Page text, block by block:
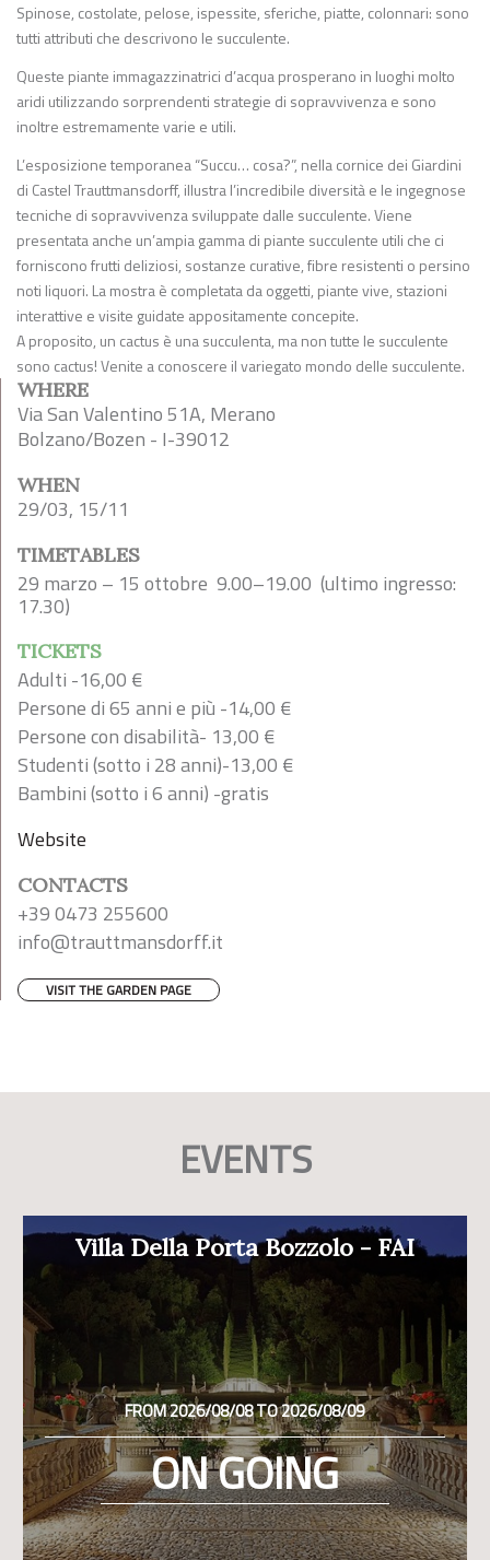
Spinose, costolate, pelose, ispessite, sferiche, piatte, colonnari: sono
tutti attributi che descrivono le succulente.
Queste piante immagazzinatrici d’acqua prosperano in luoghi molto
aridi utilizzando sorprendenti strategie di sopravvivenza e sono
inoltre estremamente varie e utili.
L’esposizione temporanea “Succu… cosa?”, nella cornice dei Giardini
di Castel Trauttmansdorff, illustra l’incredibile diversità e le ingegnose
tecniche di sopravvivenza sviluppate dalle succulente. Viene
presentata anche un’ampia gamma di piante succulente utili che ci
forniscono frutti deliziosi, sostanze curative, fibre resistenti o persino
noti liquori. La mostra è completata da oggetti, piante vive, stazioni
interattive e visite guidate appositamente concepite.
A proposito, un cactus è una succulenta, ma non tutte le succulente
sono cactus! Venite a conoscere il variegato mondo delle succulente.
WHERE
Via San Valentino 51A, Merano
Bolzano/Bozen - I-39012
WHEN
29/03, 15/11
TIMETABLES
29 marzo – 15 ottobre 9.00–19.00 (ultimo ingresso:
17.30)
TICKETS
Adulti -16,00 €
Persone di 65 anni e più -14,00 €
Persone con disabilità- 13,00 €
Studenti (sotto i 28 anni)-13,00 €
Bambini (sotto i 6 anni) -gratis
Website
CONTACTS
+39 0473 255600
info@trauttmansdorff.it
VISIT THE GARDEN PAGE
EVENTS
Villa Della Porta Bozzolo - FAI
FROM 2026/08/08 TO 2026/08/09
ON GOING